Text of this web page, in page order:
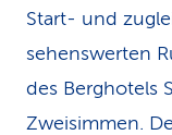
Start- und
sehenswerten
des Berghotels
Zweisimmen.